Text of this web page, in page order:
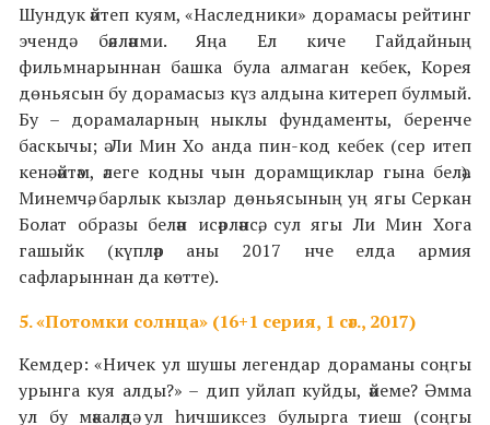
Шундук әйтеп куям, «Наследники» дорамасы рейтинг
эчендә бәяләнми. Яңа Ел киче Гайдайның
фильмнарыннан башка була алмаган кебек, Корея
дөньясын бу дорамасыз күз алдына китереп булмый.
Бу – дорамаларның ныклы фундаменты, беренче
баскычы; ә Ли Мин Хо анда пин-код кебек (сер итеп
кенә әйтәм, әлеге кодны чын дорамщиклар гына белә).
Минемчә, барлык кызлар дөньясының уң ягы Серкан
Болат образы белән исәрләнсә, сул ягы Ли Мин Хога
гашыйк (күпләр аны 2017 нче елда армия
сафларыннан да көтте).
5. «Потомки солнца» (16+1 серия, 1 сәг., 2017)
Кемдер: «Ничек ул шушы легендар дораманы соңгы
урынга куя алды?» – дип уйлап куйды, әйеме? Әмма
ул бу мәкаләдә ул һичшиксез булырга тиеш (соңгы